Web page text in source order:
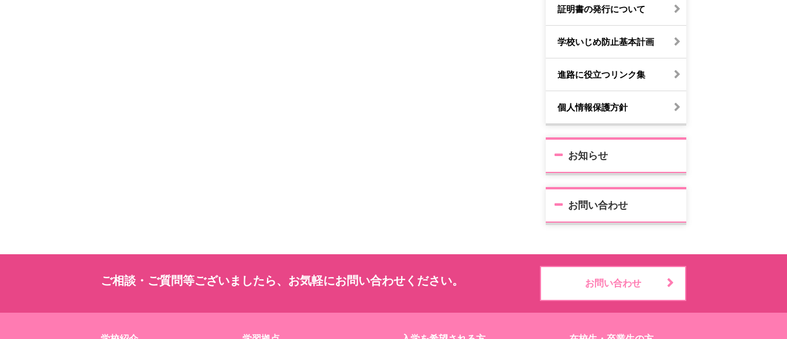
証明書の発行について
学校いじめ防止基本計画
進路に役立つリンク集
個人情報保護方針
お知らせ
お問い合わせ
ご相談・ご質問等ございましたら、お気軽にお問い合わせください。 お問い合わせ